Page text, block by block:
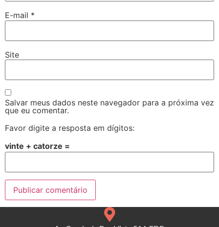
E-mail *
Site
Salvar meus dados neste navegador para a próxima vez
que eu comentar.
Favor digite a resposta em dígitos:
vinte + catorze =